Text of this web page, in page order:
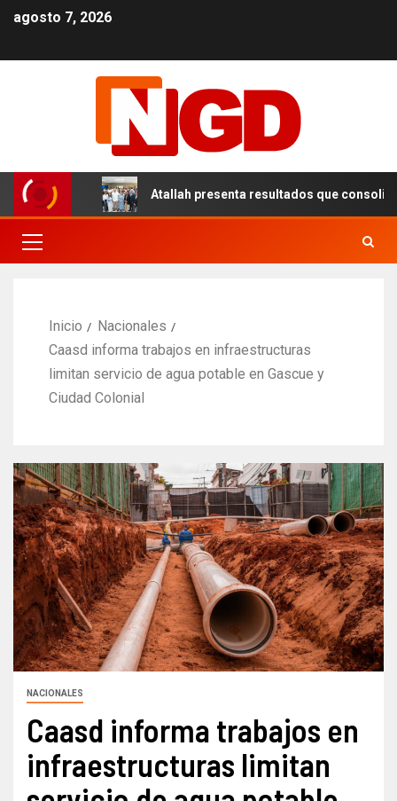
agosto 7, 2026
DN Atallah presenta resultados que consolidan un
Inicio
Nacionales
Caasd informa trabajos en infraestructuras
limitan servicio de agua potable en Gascue y
Ciudad Colonial
NACIONALES
Caasd informa trabajos en
infraestructuras limitan